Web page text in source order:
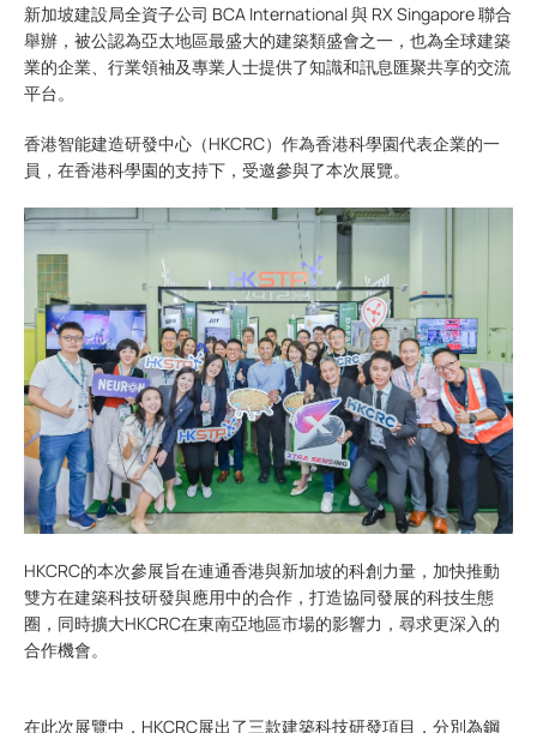
新加坡建設局全資子公司 BCA International 與 RX Singapore 聯合
舉辦，被公認為亞太地區最盛大的建築類盛會之一，也為全球建築
業的企業、行業領袖及專業人士提供了知識和訊息匯聚共享的交流
平台。
香港智能建造研發中心（HKCRC）作為香港科學園代表企業的一
員，在香港科學園的支持下，受邀參與了本次展覽。
HKCRC的本次參展旨在連通香港與新加坡的科創力量，加快推動
雙方在建築科技研發與應用中的合作，打造協同發展的科技生態
圈，同時擴大HKCRC在東南亞地區市場的影響力，尋求更深入的
合作機會。
在此次展覽中，HKCRC展出了三款建築科技研發項目，分別為鋼